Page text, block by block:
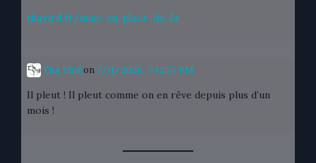
thayird.fr/mise-en-place-de-la
Tha Yird on 7/11/2026, 7:42:57 PM
Il pleut ! Il pleut comme on en rêve depuis plus d’un
mois !